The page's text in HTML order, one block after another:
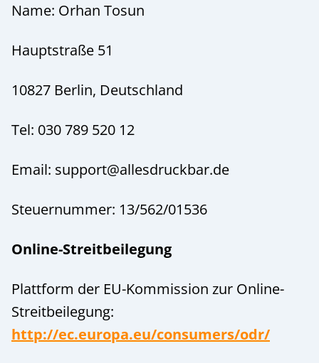
Name: Orhan Tosun
Hauptstraße 51
10827 Berlin, Deutschland
Tel: 030 789 520 12
Email: support@allesdruckbar.de
Steuernummer: 13/562/01536
Online-Streitbeilegung
Plattform der EU-Kommission zur Online-
Streitbeilegung:
http://ec.europa.eu/consumers/odr/